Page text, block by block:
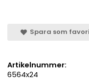
Spara som
Artikelnummer:
6564x24